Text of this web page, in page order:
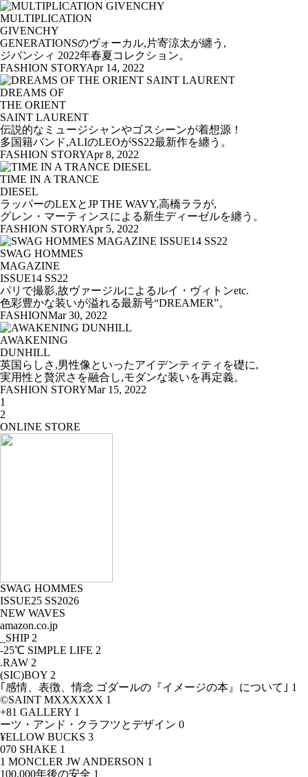
MULTIPLICATION
GIVENCHY
GENERATIONSのヴォーカル,片寄涼太が纏う,
ジバンシィ 2022年春夏コレクション。
FASHION STORYApr 14, 2022
DREAMS OF
THE ORIENT
SAINT LAURENT
伝説的なミュージシャンやゴスシーンが着想源！
多国籍バンド,ALIのLEOがSS22最新作を纏う。
FASHION STORYApr 8, 2022
TIME IN A TRANCE
DIESEL
ラッパーのLEXとJP THE WAVY,高橋ララが,
グレン・マーティンスによる新生ディーゼルを纏う。
FASHION STORYApr 5, 2022
SWAG HOMMES
MAGAZINE
ISSUE14 SS22
パリで撮影,故ヴァージルによるルイ・ヴィトンetc.
色彩豊かな装いが溢れる最新号“DREAMER”。
FASHIONMar 30, 2022
AWAKENING
DUNHILL
英国らしさ,男性像といったアイデンティティを礎に,
実用性と贅沢さを融合し,モダンな装いを再定義。
FASHION STORYMar 15, 2022
1
2
ONLINE STORE
SWAG HOMMES
ISSUE25 SS2026
NEW WAVES
amazon.co.jp
_SHIP 2
-25℃ SIMPLE LIFE 2
.RAW 2
(SIC)BOY 2
｢感情、表徴、情念 ゴダールの『イメージの本』について｣ 1
©SAINT MXXXXXX 1
+81 GALLERY 1
ーツ・アンド・クラフツとデザイン 0
¥ELLOW BUCKS 3
070 SHAKE 1
1 MONCLER JW ANDERSON 1
100,000年後の安全 1